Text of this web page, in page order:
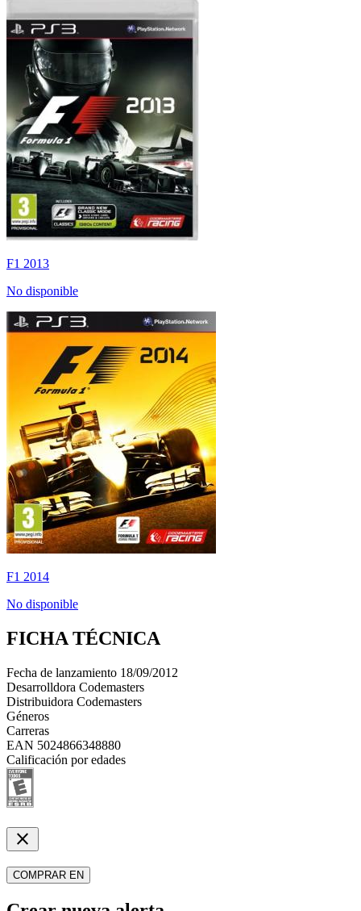
F1 2013
No disponible
F1 2014
No disponible
FICHA TÉCNICA
Fecha de lanzamiento 18/09/2012
Desarrolldora Codemasters
Distribuidora Codemasters
Géneros
Carreras
EAN 5024866348880
Calificación por edades
close
COMPRAR EN